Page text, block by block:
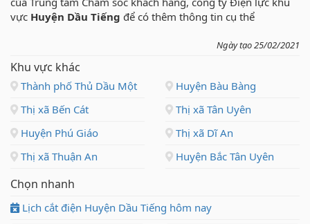
vực Huyện Dầu Tiếng để có thêm thông tin cụ thể
Ngày tạo 25/02/2021
Khu vực khác
Thành phố Thủ Dầu Một
Huyện Bàu Bàng
Thị xã Bến Cát
Thị xã Tân Uyên
Huyện Phú Giáo
Thị xã Dĩ An
Thị xã Thuận An
Huyện Bắc Tân Uyên
Chọn nhanh
Lịch cắt điện Huyện Dầu Tiếng hôm nay